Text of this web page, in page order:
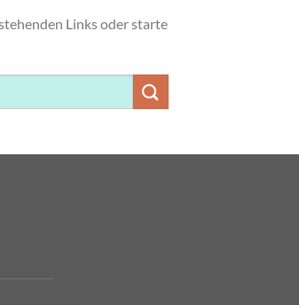
Links oder starte